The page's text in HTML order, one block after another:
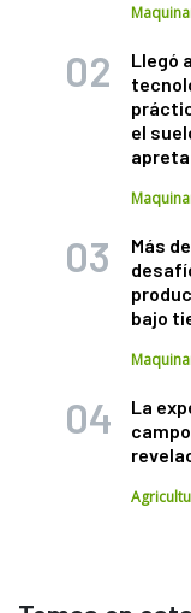
Llegó
el
Más
bajo
La